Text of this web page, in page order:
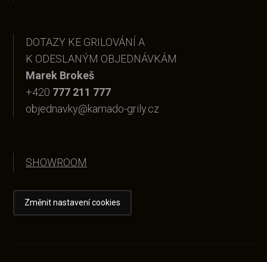
DOTAZY KE GRILOVÁNÍ A
K ODESLANÝM OBJEDNÁVKÁM
Marek Brokeš
+420 777 211 777
objednavky@kamado-grily.cz
SHOWROOM
Změnit nastavení cookies